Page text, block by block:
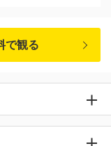
で観る